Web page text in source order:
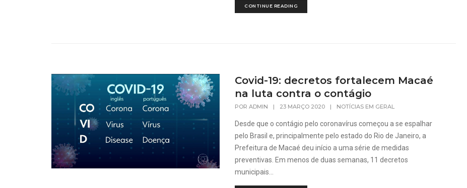
CONTINUE READING
Covid-19: decretos fortalecem Macaé
na luta contra o contágio
PORADMIN | 23 MARÇO 2020 | NOTÍCIAS EM GERAL
Desde que o contágio pelo coronavírus começou a se espalhar
pelo Brasil e, principalmente pelo estado do Rio de Janeiro, a
Prefeitura de Macaé deu início a uma série de medidas
preventivas. Em menos de duas semanas, 11 decretos
municipais...